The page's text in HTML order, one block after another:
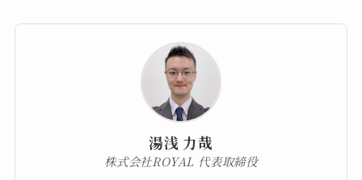
湯浅 力哉
株式会社ROYAL 代表取締役